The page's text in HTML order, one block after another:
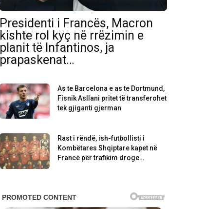
Presidenti i Francës, Macron
kishte rol kyç në rrëzimin e
planit të Infantinos, ja
prapaskenat…
As te Barcelona e as te Dortmund,
Fisnik Asllani pritet të transferohet
tek gjiganti gjerman
Rast i rëndë, ish-futbollisti i
Kombëtares Shqiptare kapet në
Francë për trafikim droge…